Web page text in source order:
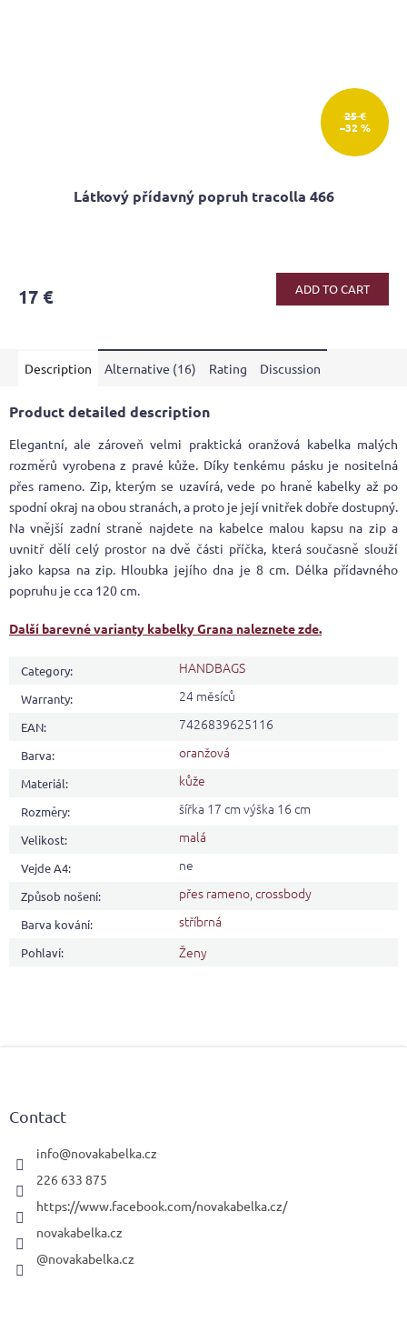
25 €
–32 %
Látkový přídavný popruh tracolla 466
17 € ADD TO CART
Description Alternative (16) Rating Discussion
Product detailed description
Elegantní, ale zároveň velmi praktická oranžová kabelka malých
rozměrů vyrobena z pravé kůže. Díky tenkému pásku je nositelná
přes rameno. Zip, kterým se uzavírá, vede po hraně kabelky až po
spodní okraj na obou stranách, a proto je její vnitřek dobře dostupný.
Na vnější zadní straně najdete na kabelce malou kapsu na zip a
uvnitř dělí celý prostor na dvě části příčka, která současně slouží
jako kapsa na zip. Hloubka jejího dna je 8 cm. Délka přídavného
popruhu je cca 120 cm.
Další barevné varianty kabelky Grana naleznete zde.
Category: HANDBAGS
Warranty: 24 měsíců
EAN: 7426839625116
Barva: oranžová
Materiál: kůže
Rozměry: šířka 17 cm výška 16 cm
Velikost: malá
Vejde A4: ne
Způsob nošení: přes rameno,crossbody
Barva kování: stříbrná
Pohlaví: Ženy
Contact
info@novakabelka.cz
226 633 875
https://www.facebook.com/novakabelka.cz/
novakabelka.cz
@novakabelka.cz